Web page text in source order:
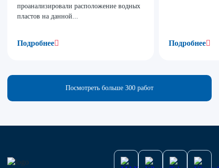
проанализировали расположение водных
пластов на данной...
Подробнее Подробнее
Посмотреть больше 300 работ